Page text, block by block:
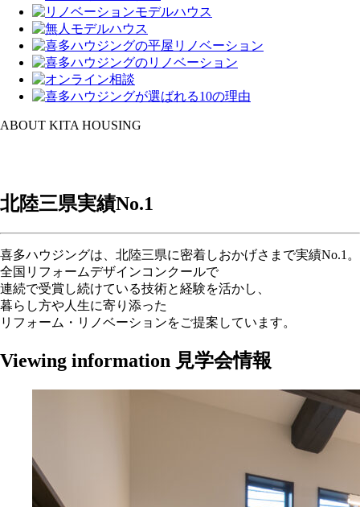
ABOUT KITA HOUSING
北陸三県実績No.1
喜多ハウジングは、北陸三県に密着しおかげさまで実績No.1。
全国リフォームデザインコンクールで
連続で受賞し続けている技術と経験を活かし、
暮らし方や人生に寄り添った
リフォーム・リノベーションをご提案しています。
Viewing information 見学会情報